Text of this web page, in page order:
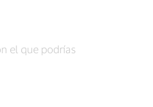
el que podrías